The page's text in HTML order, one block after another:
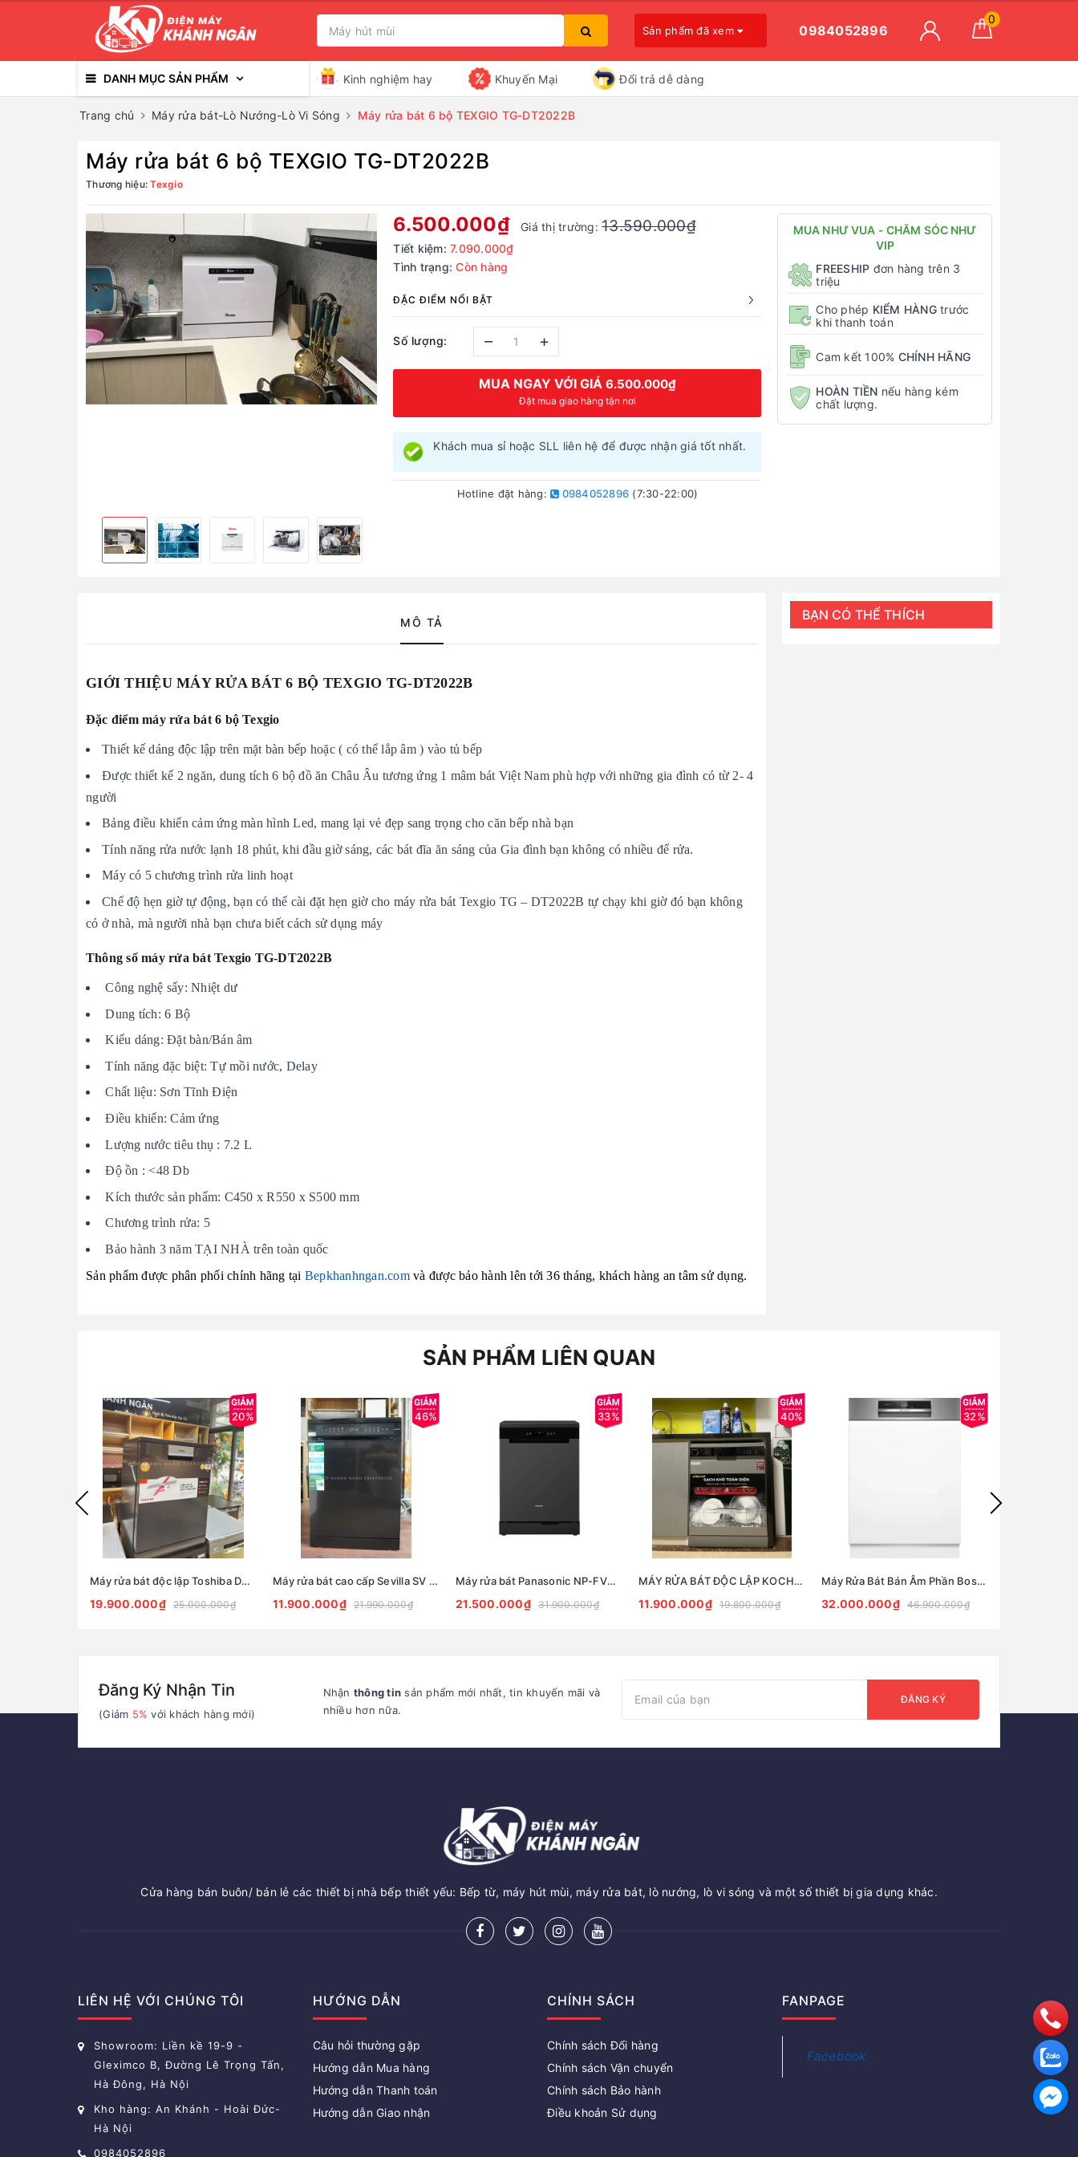
Sản phẩm đã xem 0984052896
0
DANH MỤC SẢN PHẨM Kinh nghiệm hay Khuyến Mại Đổi trả dễ dàng
Trang chủ Máy rửa bát-Lò Nướng-Lò Vi Sóng Máy rửa bát 6 bộ TEXGIO TG-DT2022B
Máy rửa bát 6 bộ TEXGIO TG-DT2022B
Thương hiệu:Texgio
6.500.000₫ Giá thị trường:13.590.000₫
Tiết kiệm:7.090.000₫
Tình trạng: Còn hàng
ĐẶC ĐIỂM NỔI BẬT
Số lượng: – +
MUA NGAY VỚI GIÁ 6.500.000₫
Đặt mua giao hàng tận nơi
Khách mua sỉ hoặc SLL liên hệ để được nhận giá tốt nhất.
Hotline đặt hàng: 0984052896 (7:30-22:00)
MUA NHƯ VUA - CHĂM SÓC NHƯ
VIP
FREESHIP đơn hàng trên 3
triệu
Cho phép KIỂM HÀNGtrước
khi thanh toán
Cam kết 100% CHÍNH HÃNG
HOÀN TIỀN nếu hàng kém
chất lượng.
MÔ TẢ
GIỚI THIỆU MÁY RỬA BÁT 6 BỘ TEXGIO TG-DT2022B
Đặc điểm máy rửa bát 6 bộ Texgio
Thiết kế dáng độc lập trên mặt bàn bếp hoặc ( có thể lắp âm ) vào tủ bếp
Được thiết kế 2 ngăn, dung tích 6 bộ đồ ăn Châu Âu tương ứng 1 mâm bát Việt Nam phù hợp với những gia đình có từ 2- 4
người
Bảng điều khiển cảm ứng màn hình Led, mang lại vẻ đẹp sang trọng cho căn bếp nhà bạn
Tính năng rửa nước lạnh 18 phút, khi đầu giờ sáng, các bát đĩa ăn sáng của Gia đình bạn không có nhiều để rửa.
Máy có 5 chương trình rửa linh hoạt
Chế độ hẹn giờ tự động, bạn có thể cài đặt hẹn giờ cho máy rửa bát Texgio TG – DT2022B tự chạy khi giờ đó bạn không
có ở nhà, mà người nhà bạn chưa biết cách sử dụng máy
Thông số máy rửa bát Texgio TG-DT2022B
Công nghệ sấy: Nhiệt dư ​​
Dung tích: 6 Bộ
Kiểu dáng: Đặt bàn/Bán âm
Tính năng đặc biệt: Tự mồi nước, Delay
Chất liệu: Sơn Tĩnh Điện
Điều khiển: Cảm ứng
Lượng nước tiêu thụ : 7.2 L
Độ ồn : <48 Db
Kích thước sản phẩm: C450 x R550 x S500 mm
Chương trình rửa: 5
Bảo hành 3 năm TẠI NHÀ trên toàn quốc
Sản phẩm được phân phối chính hãng tại Bepkhanhngan.comvà được bảo hành lên tới 36 tháng, khách hàng an tâm sử dụng.
BẠN CÓ THỂ THÍCH
SẢN PHẨM LIÊN QUAN
20%
Máy rửa bát độc lập Toshiba DW-15F7(G)-VN
19.900.000₫ 25.000.000₫
46%
Máy rửa bát cao cấp Sevilla SV - RBT77
11.900.000₫ 21.990.000₫
33%
Máy rửa bát Panasonic NP-FVK16XE 15 bộ
21.500.000₫ 31.900.000₫
40%
MÁY RỬA BÁT ĐỘC LẬP KOCHER KDEU-X15S
11.900.000₫ 19.800.000₫
32%
Máy Rửa Bát Bán Âm Phần Bosch SMI8ZDS81T Series 8 Cao Cấp
32.000.000₫ 46.900.000₫
Đăng Ký Nhận Tin
(Giảm 5% với khách hàng mới)
Nhận thông tin sản phẩm mới nhất, tin khuyến mãi và
nhiều hơn nữa.
ĐĂNG KÝ
Cửa hàng bán buôn/ bán lẻ các thiết bị nhà bếp thiết yếu: Bếp từ, máy hút mùi, máy rửa bát, lò nướng, lò vi sóng và một số thiết bị gia dụng khác.
LIÊN HỆ VỚI CHÚNG TÔI
Showroom: Liền kề 19-9 -
Gleximco B, Đường Lê Trọng Tấn,
Hà Đông, Hà Nội
Kho hàng: An Khánh - Hoài Đức-
Hà Nội
0984052896
HƯỚNG DẪN
Câu hỏi thường gặp
Hướng dẫn Mua hàng
Hướng dẫn Thanh toán
Hướng dẫn Giao nhận
CHÍNH SÁCH
Chính sách Đổi hàng
Chính sách Vận chuyển
Chính sách Bảo hành
Điều khoản Sử dụng
FANPAGE
Facebook